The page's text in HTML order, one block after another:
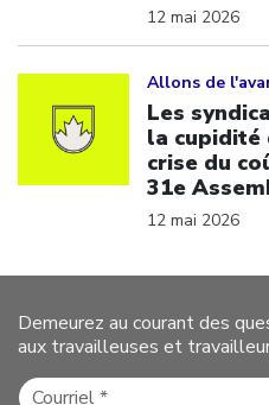
12 mai 2026
Allons de
Les
la cupidité
crise du
31e
12 mai 2026
Demeurez au courant des
aux travailleuses et